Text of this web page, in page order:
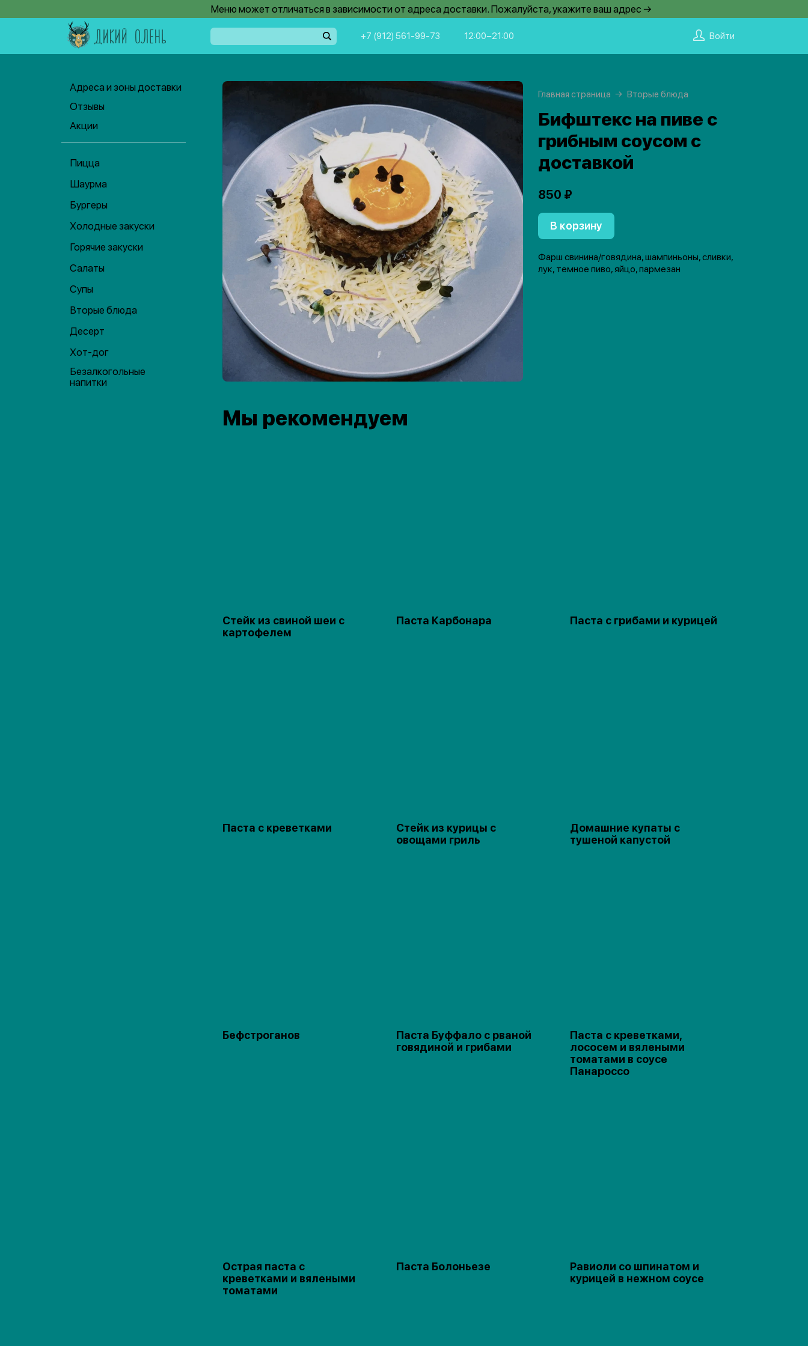
Меню может отличаться в зависимости от адреса доставки. Пожалуйста, укажите ваш адрес →
+7 (912) 561-99-73 12:00−21:00 Войти
Адреса и зоны доставки
Отзывы
Акции
Пицца
Шаурма
Бургеры
Холодные закуски
Горячие закуски
Салаты
Супы
Вторые блюда
Десерт
Хот-дог
Безалкогольные
напитки
Главная страница Вторые блюда
Бифштекс на пиве с
грибным соусом с
доставкой
850 ₽
В корзину
Фарш свинина/говядина, шампиньоны, сливки,
лук, темное пиво, яйцо, пармезан
Мы рекомендуем
Стейк из свиной шеи с
картофелем
Паста Карбонара Паста с грибами и курицей
Паста с креветками
Стейк из курицы с
овощами гриль
Домашние купаты с
тушеной капустой
Бефстроганов
Паста Буффало с рваной
говядиной и грибами
Паста с креветками,
лососем и вялеными
томатами в соусе
Панароссо
Острая паста с
креветками и вялеными
томатами
Паста Болоньезе
Равиоли со шпинатом и
курицей в нежном соусе